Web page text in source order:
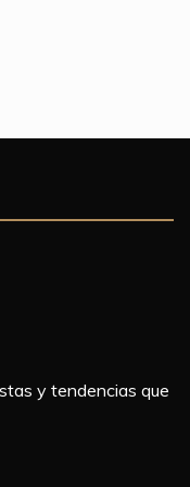
y tendencias que